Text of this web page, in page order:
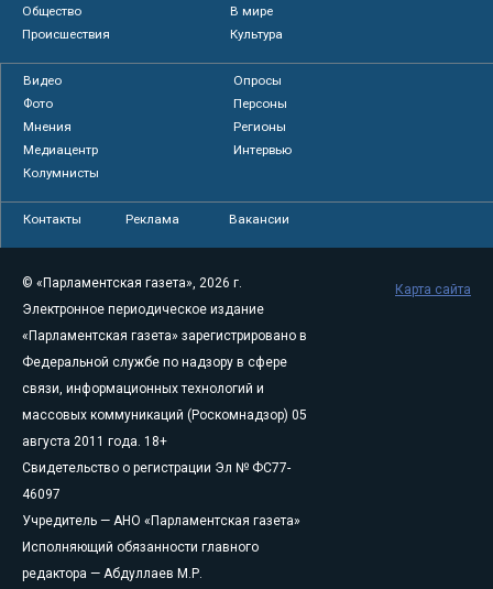
Общество
В мире
Происшествия
Культура
Видео
Опросы
Фото
Персоны
Мнения
Регионы
Медиацентр
Интервью
Колумнисты
Контакты Реклама Вакансии
© «Парламентская газета», 2026 г.
Электронное периодическое издание
«Парламентская газета» зарегистрировано в
Федеральной службе по надзору в сфере
связи, информационных технологий и
массовых коммуникаций (Роскомнадзор) 05
августа 2011 года. 18+
Свидетельство о регистрации Эл № ФС77-
46097
Учредитель — АНО «Парламентская газета»
Исполняющий обязанности главного
редактора — Абдуллаев М.Р.
Карта сайта